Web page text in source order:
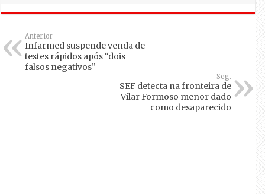
Anterior
Infarmed suspende venda de
testes rápidos após “dois
falsos negativos”
Seg.
SEF detecta na fronteira de
Vilar Formoso menor dado
como desaparecido